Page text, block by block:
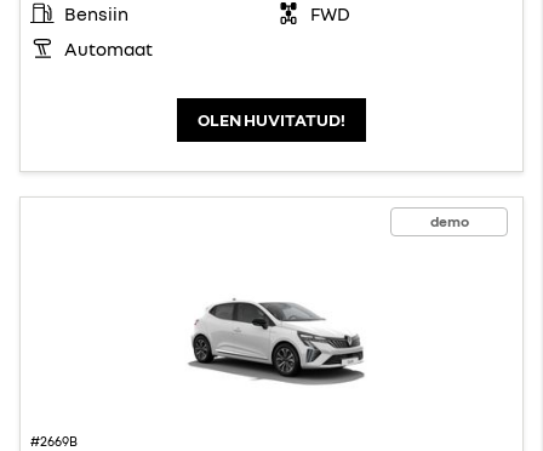
Bensiin
FWD
Automaat
OLEN HUVITATUD!
demo
#2669B